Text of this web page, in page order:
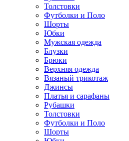
Толстовки
Футболки и Поло
Шорты
Юбки
Мужская одежда
Блузки
Брюки
Верхняя одежда
Вязаный трикотаж
Джинсы
Платья и сарафаны
Рубашки
Толстовки
Футболки и Поло
Шорты